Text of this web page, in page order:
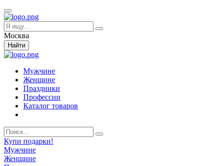
Москва
Найти
Мужчине
Женщине
Праздники
Профессии
Каталог товаров
Купи подарки!
Мужчине
Женщине